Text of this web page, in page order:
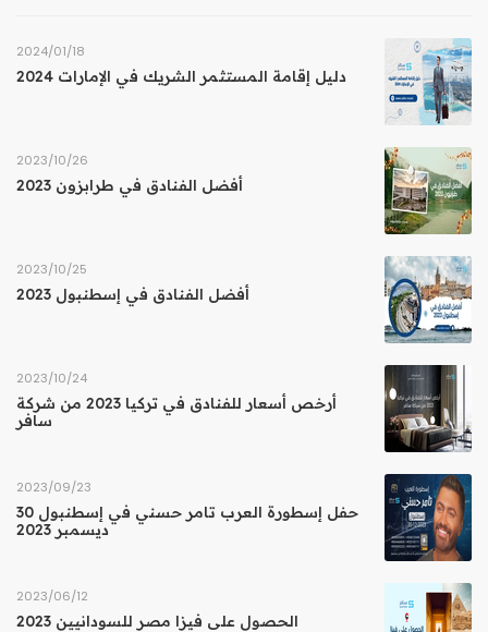
18‏/01‏/2024
دليل إقامة المستثمر الشريك في الإمارات 2024
26‏/10‏/2023
أفضل الفنادق في طرابزون 2023
25‏/10‏/2023
أفضل الفنادق في إسطنبول 2023
24‏/10‏/2023
أرخص أسعار للفنادق في تركيا 2023 من شركة
سافر
23‏/09‏/2023
حفل إسطورة العرب تامر حسني في إسطنبول 30
ديسمبر 2023
12‏/06‏/2023
الحصول على فيزا مصر للسودانيين 2023